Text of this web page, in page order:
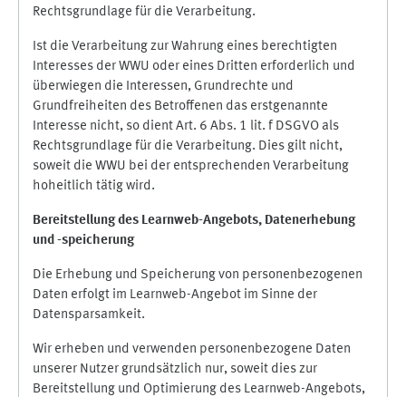
Rechtsgrundlage für die Verarbeitung.
Ist die Verarbeitung zur Wahrung eines berechtigten
Interesses der WWU oder eines Dritten erforderlich und
überwiegen die Interessen, Grundrechte und
Grundfreiheiten des Betroffenen das erstgenannte
Interesse nicht, so dient Art. 6 Abs. 1 lit. f DSGVO als
Rechtsgrundlage für die Verarbeitung. Dies gilt nicht,
soweit die WWU bei der entsprechenden Verarbeitung
hoheitlich tätig wird.
Bereitstellung des Learnweb-Angebots, Datenerhebung
und -speicherung
Die Erhebung und Speicherung von personenbezogenen
Daten erfolgt im Learnweb-Angebot im Sinne der
Datensparsamkeit.
Wir erheben und verwenden personenbezogene Daten
unserer Nutzer grundsätzlich nur, soweit dies zur
Bereitstellung und Optimierung des Learnweb-Angebots,